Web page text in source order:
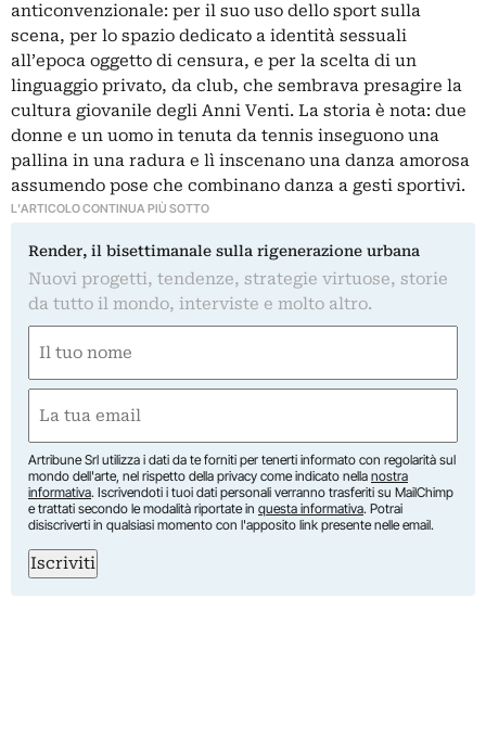
anticonvenzionale: per il suo uso dello sport sulla
scena, per lo spazio dedicato a identità sessuali
all’epoca oggetto di censura, e per la scelta di un
linguaggio privato, da club, che sembrava presagire la
cultura giovanile degli Anni Venti. La storia è nota: due
donne e un uomo in tenuta da tennis inseguono una
pallina in una radura e lì inscenano una danza amorosa
assumendo pose che combinano danza a gesti sportivi.
L'ARTICOLO CONTINUA PIÙ SOTTO
Render, il bisettimanale sulla rigenerazione urbana
Nuovi progetti, tendenze, strategie virtuose, storie
da tutto il mondo, interviste e molto altro.
(Obbligatorio)
Nome
(Obbligatorio)
Artribune Srl utilizza i dati da te forniti per tenerti informato con regolarità sul
mondo dell'arte, nel rispetto della privacy come indicato nella nostra
informativa. Iscrivendoti i tuoi dati personali verranno trasferiti su MailChimp
e trattati secondo le modalità riportate in questa informativa. Potrai
disiscriverti in qualsiasi momento con l'apposito link presente nelle email.
Iscriviti